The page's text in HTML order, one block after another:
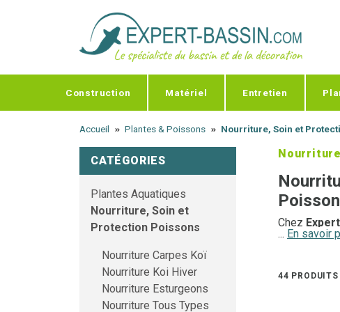
Construction Matériel Entretien
Accueil Plantes & Poissons Nourriture, Soin et
CATÉGORIES
Plantes Aquatiques
Nourriture, Soin et
Protection Poissons
Nourriture Carpes Koï
Nourriture Koi Hiver
Nourriture Esturgeons
Nourriture Tous Types
Chez
les
... En savoir
44 PRODUITS